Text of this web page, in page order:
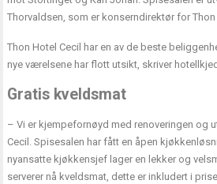
Thorvaldsen, som er konserndirektør for
Thon Hotel Cecil har en av de beste
nye værelsene har flott utsikt, skriver
Gratis kveldsmat
– Vi er kjempefornøyd med renoveringen og
Cecil. Spisesalen har fått en åpen
nyansatte kjøkkensjef lager en lekker og
serverer nå kveldsmat, dette er inkludert i